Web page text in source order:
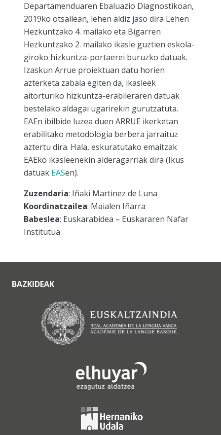
Departamenduaren Ebaluazio Diagnostikoan,
2019ko otsailean, lehen aldiz jaso dira Lehen
Hezkuntzako 4. mailako eta Bigarren
Hezkuntzako 2. mailako ikasle guztien eskola-
giroko hizkuntza-portaerei buruzko datuak.
Izaskun Arrue proiektuan datu horien
azterketa zabala egiten da, ikasleek
aitorturiko hizkuntza-erabileraren datuak
bestelako aldagai ugarirekin gurutzatuta.
EAEn ibilbide luzea duen ARRUE ikerketan
erabilitako metodologia berbera jarraituz
aztertu dira. Hala, eskuratutako emaitzak
EAEko ikasleenekin alderagarriak dira (Ikus
datuak EASen).
Zuzendaria: Iñaki Martinez de Luna
Koordinatzailea: Maialen Iñarra
Babeslea: Euskarabidea – Euskararen Nafar
Institutua
BAZKIDEAK